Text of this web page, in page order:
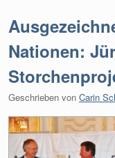
Nationen:
Geschrieben von Carin